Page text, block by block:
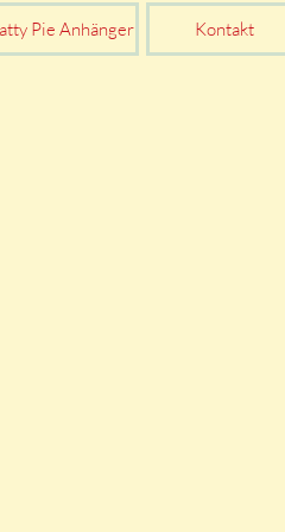
Pie Anhänger Kontakt